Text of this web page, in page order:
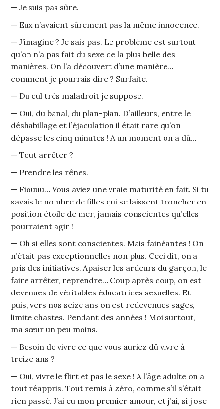
— Je suis pas sûre.
— Eux n’avaient sûrement pas la même innocence.
— J’imagine ? Je sais pas. Le problème est surtout
qu’on n’a pas fait du sexe de la plus belle des
manières. On l’a découvert d’une manière…
comment je pourrais dire ? Surfaite.
— Du cul très maladroit je suppose.
— Oui, du banal, du plan-plan. D’ailleurs, entre le
déshabillage et l’éjaculation il était rare qu’on
dépasse les cinq minutes ! A un moment on a dû…
— Tout arrêter ?
— Prendre les rênes.
— Fiouuu… Vous aviez une vraie maturité en fait. Si tu
savais le nombre de filles qui se laissent troncher en
position étoile de mer, jamais conscientes qu’elles
pourraient agir !
— Oh si elles sont conscientes. Mais fainéantes ! On
n’était pas exceptionnelles non plus. Ceci dit, on a
pris des initiatives. Apaiser les ardeurs du garçon, le
faire arrêter, reprendre… Coup après coup, on est
devenues de véritables éducatrices sexuelles. Et
puis, vers nos seize ans on est redevenues sages,
limite chastes. Pendant des années ! Moi surtout,
ma sœur un peu moins.
— Besoin de vivre ce que vous auriez dû vivre à
treize ans ?
— Oui, vivre le flirt et pas le sexe ! A l’âge adulte on a
tout réappris. Tout remis à zéro, comme s’il s’était
rien passé. J’ai eu mon premier amour, et j’ai, si j’ose